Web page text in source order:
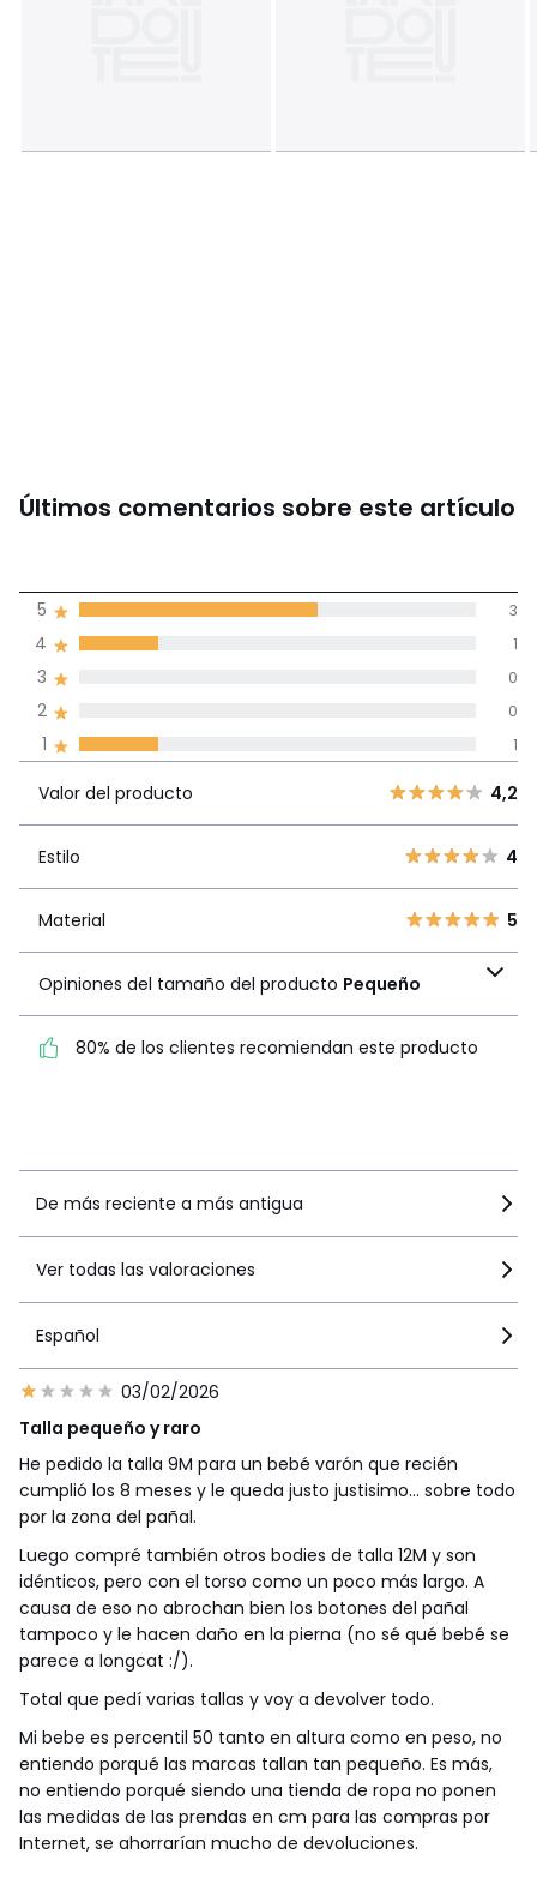
Últimos comentarios sobre este artículo
4
4
Valor del
4
5
del productoPequeño
80% de los clientes
1 1
2 0
3 0
4 1
5 3
Valor del producto 4,2
Estilo 4
Material 5
Opiniones del tamaño del producto Pequeño
80% de los clientes recomiendan este producto
De más reciente a más antigua
Ver todas las valoraciones
Español
03/02/2026
Talla pequeño y raro
He pedido la talla 9M para un bebé varón que recién
cumplió los 8 meses y le queda justo justisimo... sobre todo
por la zona del pañal.
Luego compré también otros bodies de talla 12M y son
idénticos, pero con el torso como un poco más largo. A
causa de eso no abrochan bien los botones del pañal
tampoco y le hacen daño en la pierna (no sé qué bebé se
parece a longcat :/).
Total que pedí varias tallas y voy a devolver todo.
Mi bebe es percentil 50 tanto en altura como en peso, no
entiendo porqué las marcas tallan tan pequeño. Es más,
no entiendo porqué siendo una tienda de ropa no ponen
las medidas de las prendas en cm para las compras por
Internet, se ahorrarían mucho de devoluciones.